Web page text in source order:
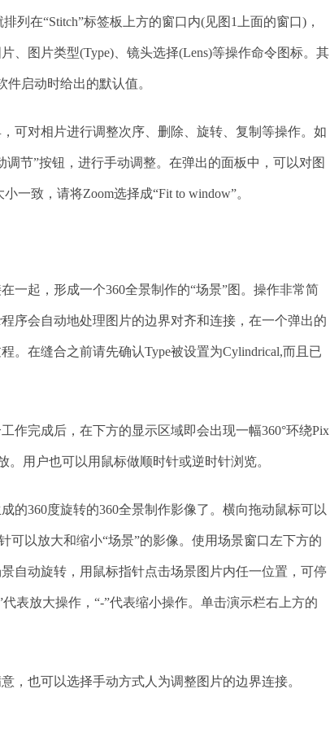
列在“Stitch”标签板上方的窗口内(见图1上面的窗口)，
、图片类型(Type)、镜头选择(Lens)等操作命令图标。其
启动时给出的默认值。
可对相片进行调整次序、删除、旋转、复制等操作。如
节”按钮，进行手动调整。在弹出的面板中，可以对图
一致，请将Zoom选择成“Fit to window”。
一起，形成一个360全景制作的“场景”图。操作非常简
序会自动地处理图片的边界对齐和连接，在一个弹出的
。在缝合之前请先确认Type被设置为Cylindrical,而且已
作完成后，在下方的显示区域即会出现一幅360°环绕Pix
。用户也可以用鼠标做顺时针或逆时针浏览。
的360度旋转的360全景制作影像了。横向拖动鼠标可以
可以放大和缩小“场景”的影像。使用场景窗口左下方的
自动旋转，用鼠标指针点击场景图片内任一位置，可停
表放大操作，“-”代表缩小操作。单击演示栏右上方的
，也可以选择手动方式人为调整图片的边界连接。